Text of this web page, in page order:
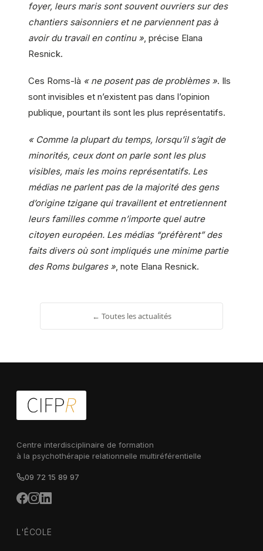
foyer, leurs maris sont souvent ouvriers sur des
chantiers saisonniers et ne parviennent pas à
avoir du travail en continu », précise Elana
Resnick.
Ces Roms-là « ne posent pas de problèmes ». Ils
sont invisibles et n’existent pas dans l’opinion
publique, pourtant ils sont les plus représentatifs.
« Comme la plupart du temps, lorsqu’il s’agit de
minorités, ceux dont on parle sont les plus
visibles, mais les moins représentatifs. Les
médias ne parlent pas de la majorité des gens
d’origine tzigane qui travaillent et entretiennent
leurs familles comme n’importe quel autre
citoyen européen. Les médias “préfèrent” des
faits divers où sont impliqués une minime partie
des Roms bulgares » , note Elana Resnick.
← Toutes les actualités
Centre interdisciplinaire de formation
à la psychothérapie relationnelle multiréférentielle
09 72 15 89 97
L'ÉCOLE